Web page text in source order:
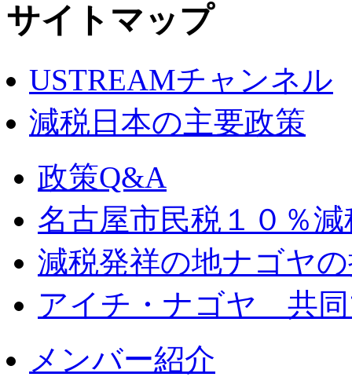
サイトマップ
USTREAMチャンネル
減税日本の主要政策
政策Q&A
名古屋市民税１０％
減税発祥の地ナゴヤ
アイチ・ナゴヤ 共
メンバー紹介